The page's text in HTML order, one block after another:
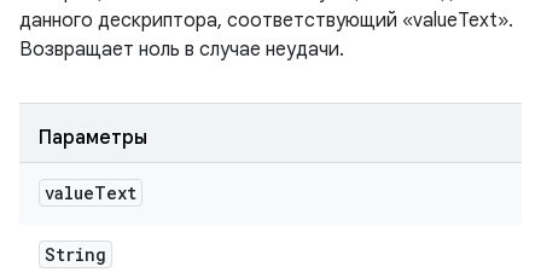
данного дескриптора, соответствующий «valueText».
Возвращает ноль в случае неудачи.
Параметры
valueText
String